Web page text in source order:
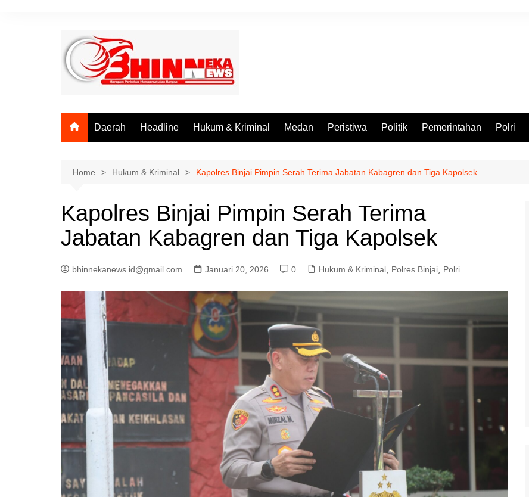
Daerah Headline Hukum & Kriminal Medan Peristiwa Politik Pemerintahan Polri
Home Hukum & Kriminal Kapolres Binjai Pimpin Serah Terima Jabatan Kabagren dan Tiga Kapolsek
Kapolres Binjai Pimpin Serah Terima
Jabatan Kabagren dan Tiga Kapolsek
bhinnekanews.id@gmail.com Januari 20, 2026 0 Hukum & Kriminal Polres Binjai Polri